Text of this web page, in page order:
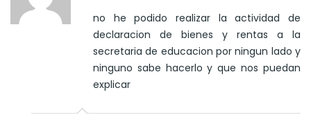
no he podido realizar la actividad de
declaracion de bienes y rentas a la
secretaria de educacion por ningun lado y
ninguno sabe hacerlo y que nos puedan
explicar